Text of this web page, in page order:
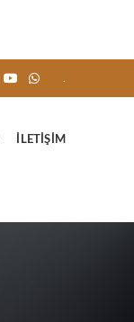
İLETIŞIM